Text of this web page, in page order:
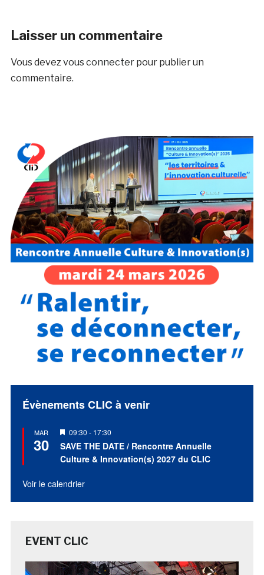
Laisser un commentaire
Vous devez vous connecterpour publier un
commentaire.
Évènements CLIC à venir
MAR
30
Mis
en
avant
09:30 - 17:30
SAVE THE DATE / Rencontre Annuelle
Culture & Innovation(s) 2027 du CLIC
Voir le calendrier
EVENT CLIC